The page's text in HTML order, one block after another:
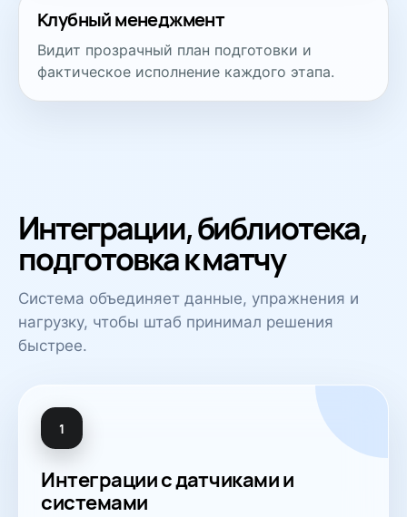
Клубный менеджмент
Видит прозрачный план подготовки и
фактическое исполнение каждого этапа.
Интеграции, библиотека,
подготовка к матчу
Система объединяет данные, упражнения и
нагрузку, чтобы штаб принимал решения
быстрее.
1
Интеграции с датчиками и
системами